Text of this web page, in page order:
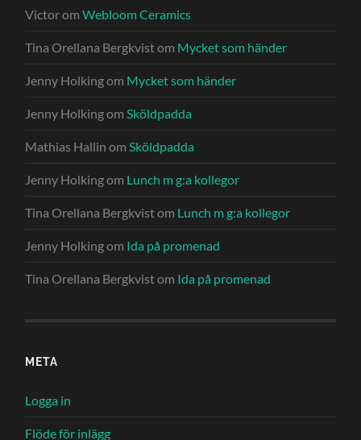
VictoromWebloom Ceramics
Tina Orellana Bergkvistom Mycket som händer
Jenny Holkingom Mycket som händer
Jenny Holkingom Sköldpadda
Mathias Hallin om Sköldpadda
Jenny Holkingom Lunch m g:a kollegor
Tina Orellana Bergkvistom Lunch m g:a kollegor
Jenny Holkingom Ida på promenad
Tina Orellana Bergkvistom Ida på promenad
META
Logga in
Flöde för inlägg